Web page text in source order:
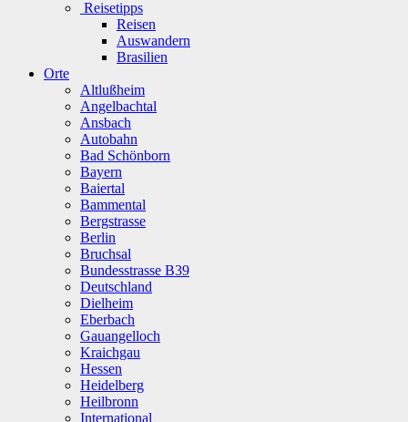
Reisetipps
Reisen
Auswandern
Brasilien
Orte
Altlußheim
Angelbachtal
Ansbach
Autobahn
Bad Schönborn
Bayern
Baiertal
Bammental
Bergstrasse
Berlin
Bruchsal
Bundesstrasse B39
Deutschland
Dielheim
Eberbach
Gauangelloch
Kraichgau
Hessen
Heidelberg
Heilbronn
International